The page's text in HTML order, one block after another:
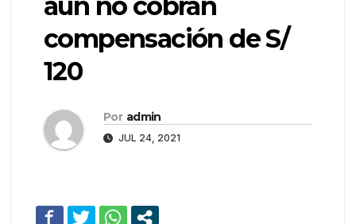
compensación de S/
120
Por admin
JUL 24, 2021